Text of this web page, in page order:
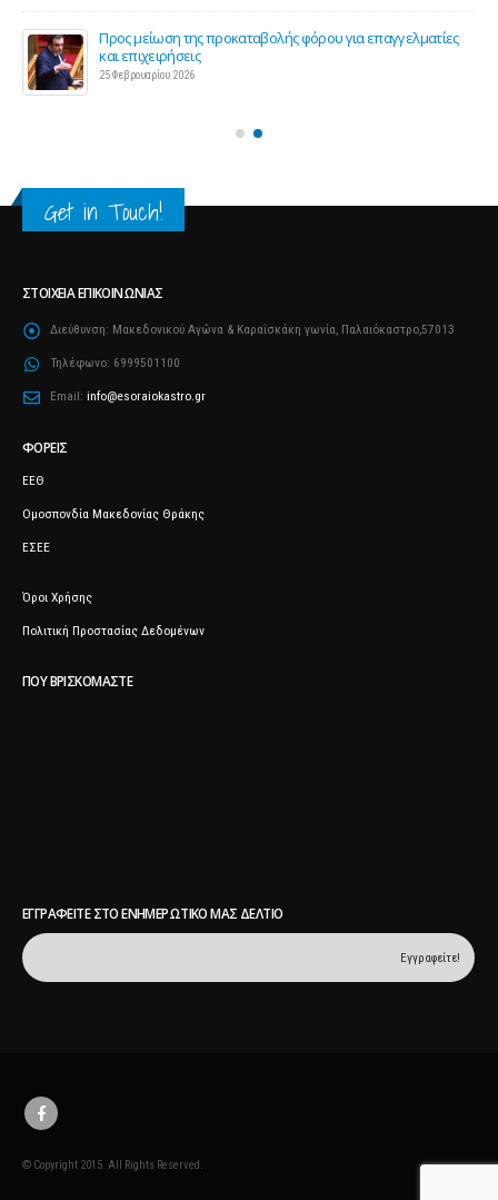
Προς μείωση της προκαταβολής φόρου για επαγγελματίες
και επιχειρήσεις
25 Φεβρουαρίου 2026
Get in Touch!
ΣΤΟΙΧΕΊΑ ΕΠΙΚΟΙΝΩΝΊΑΣ
Διεύθυνση: Μακεδονικού Αγώνα & Καραΐσκάκη γωνία, Παλαιόκαστρο,57013
Τηλέφωνο: 6999501100
Email: info@esoraiokastro.gr
ΦΟΡΕΊΣ
ΕΕΘ
Ομοσπονδία Μακεδονίας Θράκης
ΕΣΕΕ
Όροι Χρήσης
Πολιτική Προστασίας Δεδομένων
ΠΟΥ ΒΡΙΣΚΌΜΑΣΤΕ
ΕΓΓΡΑΦΕΊΤΕ ΣΤΟ ΕΝΗΜΕΡΩΤΙΚΌ ΜΑΣ ΔΕΛΤΊΟ
© Copyright 2015. All Rights Reserved.